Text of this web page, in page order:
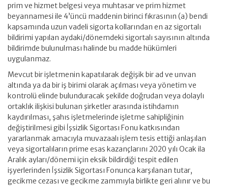
prim ve hizmet belgesi veya muhtasar ve prim hizmet
beyannamesi ile 4’üncü maddenin birinci fıkrasının (a) bendi
kapsamında uzun vadeli sigorta kollarından en az sigortalı
bildirimi yapılan aydaki/dönemdeki sigortalı sayısının altında
bildirimde bulunulması halinde bu madde hükümleri
uygulanmaz.
Mevcut bir işletmenin kapatılarak değişik bir ad ve unvan
altında ya da bir iş birimi olarak açılması veya yönetim ve
kontrolü elinde bulunduracak şekilde doğrudan veya dolaylı
ortaklık ilişkisi bulunan şirketler arasında istihdamın
kaydırılması, şahıs işletmelerinde işletme sahipliğinin
değiştirilmesi gibi İşsizlik Sigortası Fonu katkısından
yararlanmak amacıyla muvazaalı işlem tesis ettiği anlaşılan
veya sigortalıların prime esas kazançlarını 2020 yılı Ocak ila
Aralık ayları/dönemi için eksik bildirdiği tespit edilen
işyerlerinden İşsizlik Sigortası Fonunca karşılanan tutar,
gecikme cezası ve gecikme zammıyla birlikte geri alınır ve bu